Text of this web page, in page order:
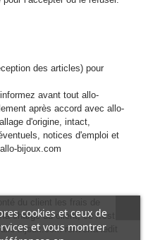
des articles) pour
avant tout allo-
après accord avec allo-
d'origine, intact,
notices d'emploi et
bijoux.com
charge du client, ce n'est
bijoux.com renverra ledit
cookies et ceux de
et vous montrer